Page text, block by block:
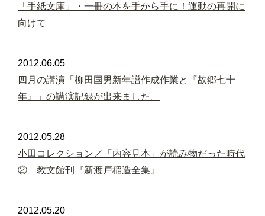
「手紙文庫」・一冊の本を手から手に！運動の再開に
向けて
2012.06.05
四月の講演「柳田国男新年譜作成作業と『故郷七十
年』」の講演記録が出来ました。
2012.05.28
小田コレクション／「内容見本」が読み物だった時代
② 教文館刊『新渡戸稲造全集』
2012.05.20